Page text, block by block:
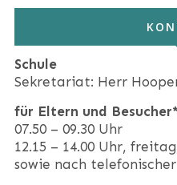
Schule
Sekretariat: Herr
für Eltern und
07.50 – 09.30 Uhr
12.15 – 14.00 Uhr,
sowie nach